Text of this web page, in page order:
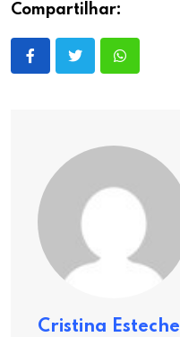
Compartilhar:
Cristina Esteche